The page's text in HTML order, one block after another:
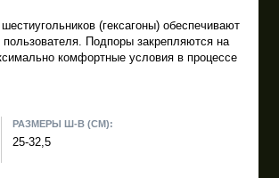
(гексагоны) обеспечивают
Подпоры закрепляются на
комфортные условия в процессе
РАЗМЕРЫ Ш-В (СМ):
25-32,5